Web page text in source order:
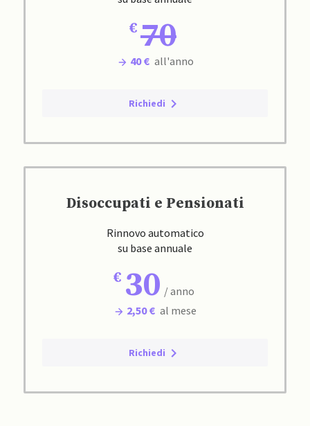
70
40 € all'anno
Richiedi
Disoccupati e Pensionati
Rinnovo automatico
su base annuale
30 / anno
2,50 € al mese
Richiedi